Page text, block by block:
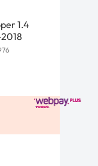
1.4